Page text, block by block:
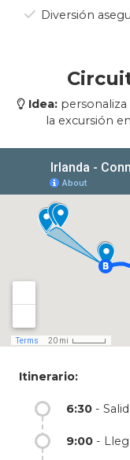
Diversión
Idea:
la excursión
Itinerario:
6:30 -
9:00 -